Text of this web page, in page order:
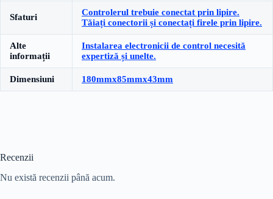
Sfaturi
Controlerul trebuie conectat prin lipire.
Tăiați conectorii și conectați firele prin lipire.
Alte
informații
Instalarea electronicii de control necesită
expertiză și unelte.
Dimensiuni 180mmx85mmx43mm
Recenzii
Nu există recenzii până acum.